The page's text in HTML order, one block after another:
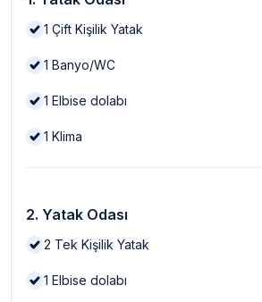
1 Çift Kişilik Yatak
1 Banyo/WC
1 Elbise dolabı
1 Klima
2. Yatak Odası
2 Tek Kişilik Yatak
1 Elbise dolabı